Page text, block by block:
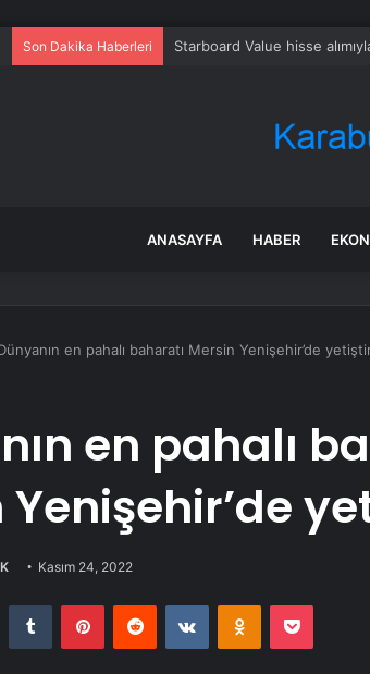
Son Dakika Haberleri Starboard Value hisse
ANASAYFA HABER
en pahalı baharatı Mersin Yenişehir’de
en pahalı
Yenişehir’de
Kasım 24, 2022
LinkedInTumblr PinterestReddit VKontakteOdnoklassniki
Pocket